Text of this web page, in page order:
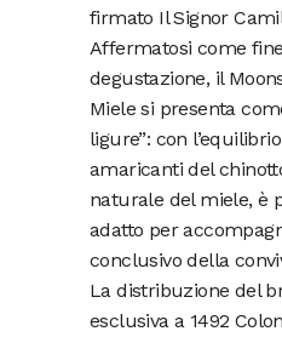
firmato Il Signor
Affermatosi come
degustazione, il
Miele si presenta
ligure”: con
amaricanti del
naturale del miele, è
adatto per
conclusivo della
La distribuzione del
esclusiva a 1492